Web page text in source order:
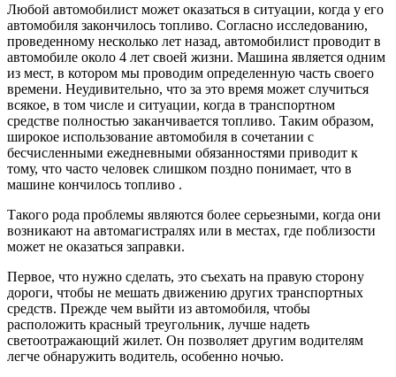
Любой автомобилист может оказаться в ситуации, когда у его
автомобиля закончилось топливо. Согласно исследованию,
проведенному несколько лет назад, автомобилист проводит в
автомобиле около 4 лет своей жизни. Машина является одним
из мест, в котором мы проводим определенную часть своего
времени. Неудивительно, что за это время может случиться
всякое, в том числе и ситуации, когда в транспортном
средстве полностью заканчивается топливо. Таким образом,
широкое использование автомобиля в сочетании с
бесчисленными ежедневными обязанностями приводит к
тому, что часто человек слишком поздно понимает, что в
машине кончилось топливо .
Такого рода проблемы являются более серьезными, когда они
возникают на автомагистралях или в местах, где поблизости
может не оказаться заправки.
Первое, что нужно сделать, это съехать на правую сторону
дороги, чтобы не мешать движению других транспортных
средств. Прежде чем выйти из автомобиля, чтобы
расположить красный треугольник, лучше надеть
светоотражающий жилет. Он позволяет другим водителям
легче обнаружить водитель, особенно ночью.